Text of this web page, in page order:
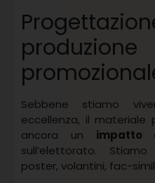
Sebbene stiamo
eccellenza, il materiale
ancora un impatto
sull’elettorato.
poster, volantini, fac-